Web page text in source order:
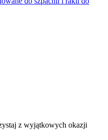
z wyjątkowych okazji